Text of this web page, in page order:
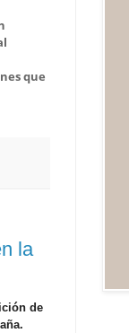
que
la
de